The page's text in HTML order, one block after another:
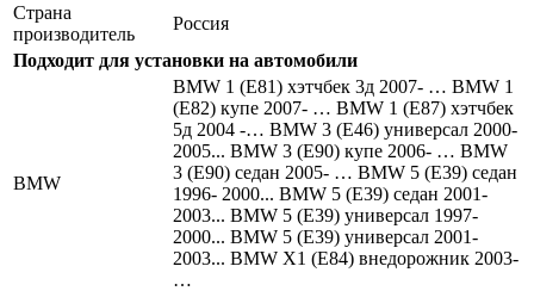
Страна
производитель
Россия
Подходит для установки на автомобили
BMW
BMW 1 (Е81) хэтчбек 3д 2007- … BMW 1
(Е82) купе 2007- … BMW 1 (Е87) хэтчбек
5д 2004 -… BMW 3 (Е46) универсал 2000-
2005... BMW 3 (Е90) купе 2006- … BMW
3 (Е90) седан 2005- … BMW 5 (Е39) седан
1996- 2000... BMW 5 (Е39) седан 2001-
2003... BMW 5 (Е39) универсал 1997-
2000... BMW 5 (Е39) универсал 2001-
2003... BMW X1 (E84) внедорожник 2003-
…